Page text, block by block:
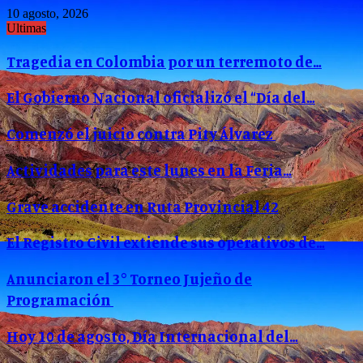
10 agosto, 2026
Ultimas
Tragedia en Colombia por un terremoto de…
El Gobierno Nacional oficializó el “Día del…
Comenzó el juicio contra Pity Álvarez
Actividades para este lunes en la Feria…
Grave accidente en Ruta Provincial 42
El Registro Civil extiende sus operativos de…
Anunciaron el 3° Torneo Jujeño de
Programación
Hoy 10 de agosto, Día Internacional del…